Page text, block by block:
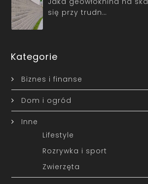
się przy trudn…
Kategorie
Biznes i finanse
Dom i ogród
Inne
Lifestyle
Rozrywka i sport
Zwierzęta